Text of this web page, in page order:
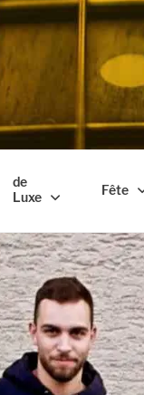
de
Luxe
Fête